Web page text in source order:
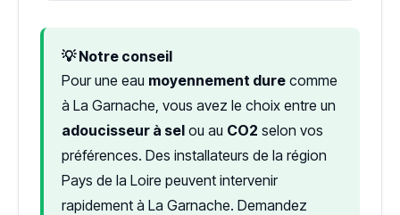
💡 Notre conseil
Pour une eau moyennement dure comme
à La Garnache, vous avez le choix entre un
adoucisseur à sel ou au CO2 selon vos
préférences. Des installateurs de la région
Pays de la Loire peuvent intervenir
rapidement à La Garnache. Demandez